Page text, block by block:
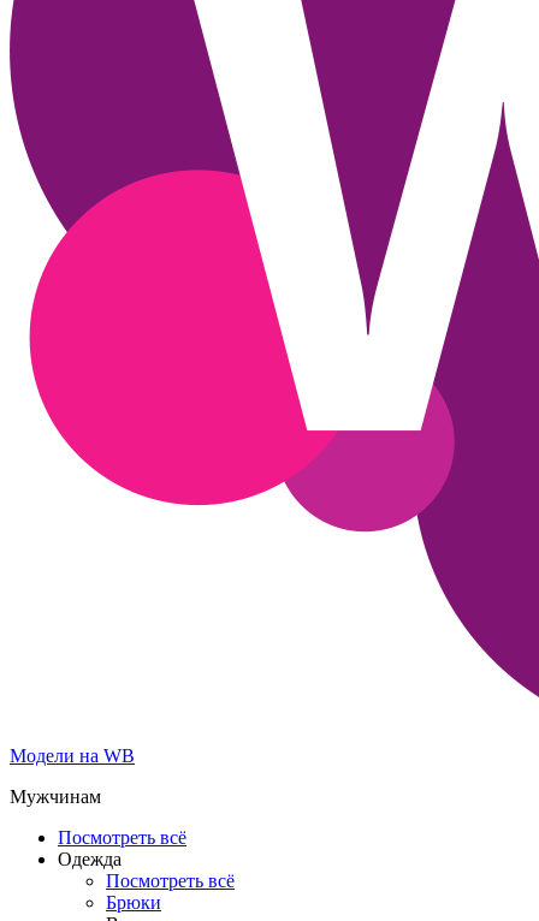
Модели на WB
Мужчинам
Посмотреть всё
Одежда
Посмотреть всё
Брюки